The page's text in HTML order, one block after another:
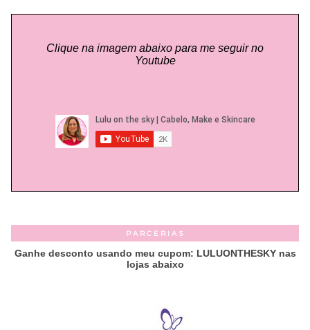
Clique na imagem abaixo para me seguir no
Youtube
PARCERIAS
Ganhe desconto usando meu cupom: LULUONTHESKY nas
lojas abaixo